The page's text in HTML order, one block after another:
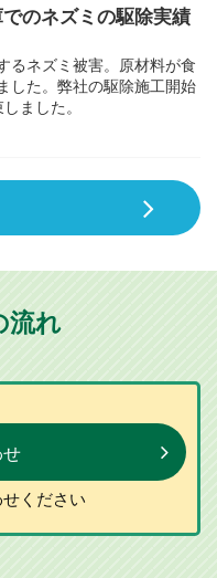
のネズミの駆除実績
るネズミ被害。原材料が食
した。弊社の駆除施工開始
ました。
流れ
ください